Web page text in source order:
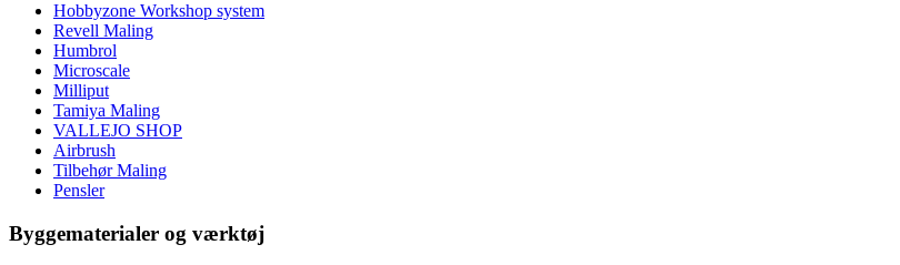
Hobbyzone Workshop system
Revell Maling
Humbrol
Microscale
Milliput
Tamiya Maling
VALLEJO SHOP
Airbrush
Tilbehør Maling
Pensler
Byggematerialer og værktøj